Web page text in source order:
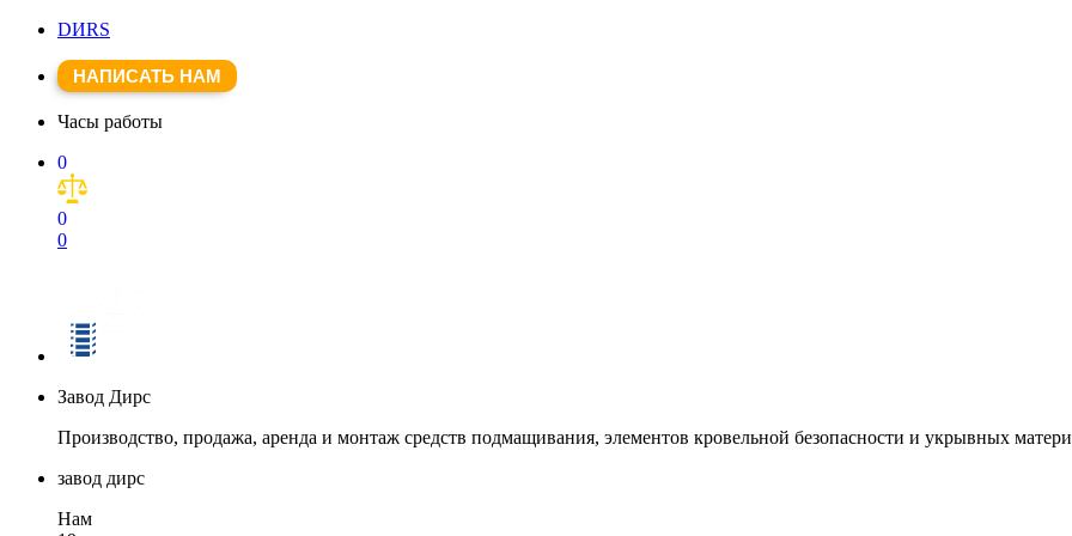
DИRS
НАПИСАТЬ НАМ
Часы работы
0
0
0
Завод Дирс
Производство, продажа, аренда и монтаж средств подмащивания, элементов кровельной безопасности и укрывных
завод дирс
Нам